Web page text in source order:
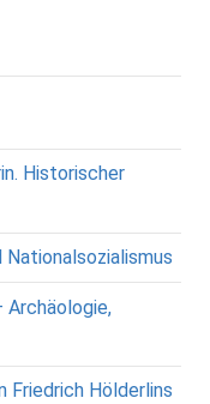
Historischer
Archäologie,
Friedrich Hölderlins